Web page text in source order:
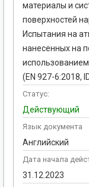
материалы и
поверхностей
Испытания на
нанесенных на
(EN 927-6:2018,
Статус:
Действующий
Язык документа
Английский
Дата начала
31.12.2023